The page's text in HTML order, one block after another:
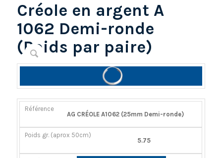
Créole en argent A
1062 Demi-ronde
(Poids par paire)
RÉFÉRENCE
POIDS
(APROX
MODÈLE
DEMANDE
AG CRÉOLE A1062 (25mm Demi-ronde)
5.75